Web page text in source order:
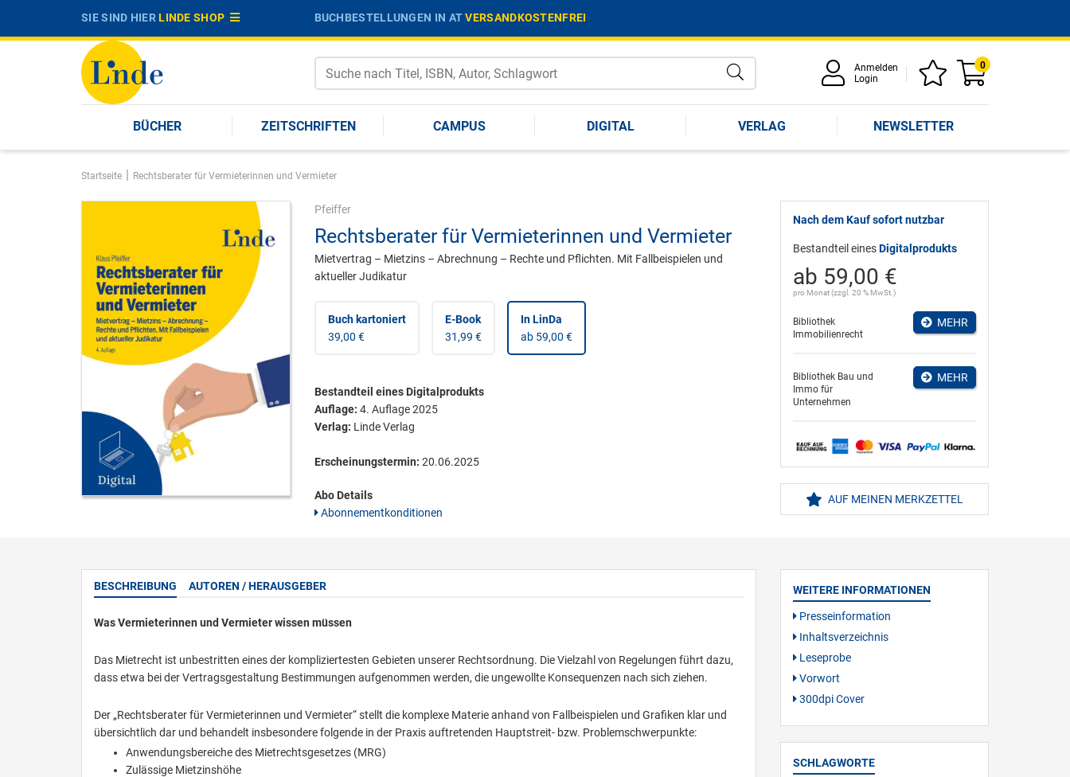
SIE SIND HIERLINDE SHOP BUCHBESTELLUNGEN IN ATVERSANDKOSTENFREI
Anmelden
Login
0
BÜCHER ZEITSCHRIFTEN CAMPUS DIGITAL VERLAG NEWSLETTER
Startseite | Rechtsberater für Vermieterinnen und Vermieter
Pfeiffer
Rechtsberater für Vermieterinnen und Vermieter
Mietvertrag – Mietzins – Abrechnung – Rechte und Pflichten. Mit Fallbeispielen und
aktueller Judikatur
Buch kartoniert
39,00 €
E-Book
31,99 €
In LinDa
ab 59,00 €
Bestandteil eines Digitalprodukts
Auflage: 4. Auflage 2025
Verlag: Linde Verlag
Erscheinungstermin: 20.06.2025
Abo Details
Abonnementkonditionen
Nach dem Kauf sofort nutzbar
Bestandteil einesDigitalprodukts
ab 59,00 €
pro Monat (zzgl. 20 % MwSt.)
Bibliothek
Immobilienrecht
MEHR
Bibliothek Bau und
Immo für
Unternehmen
MEHR
AUF MEINEN MERKZETTEL
BESCHREIBUNG AUTOREN / HERAUSGEBER
Was Vermieterinnen und Vermieter wissen müssen
Das Mietrecht ist unbestritten eines der kompliziertesten Gebieten unserer Rechtsordnung. Die Vielzahl von Regelungen führt dazu,
dass etwa bei der Vertragsgestaltung Bestimmungen aufgenommen werden, die ungewollte Konsequenzen nach sich ziehen.
Der „Rechtsberater für Vermieterinnen und Vermieter“ stellt die komplexe Materie anhand von Fallbeispielen und Grafiken klar und
übersichtlich dar und behandelt insbesondere folgende in der Praxis auftretenden Hauptstreit- bzw. Problemschwerpunkte:
Anwendungsbereiche des Mietrechtsgesetzes (MRG)
Zulässige Mietzinshöhe
WEITERE INFORMATIONEN
Presseinformation
Inhaltsverzeichnis
Leseprobe
Vorwort
300dpi Cover
SCHLAGWORTE